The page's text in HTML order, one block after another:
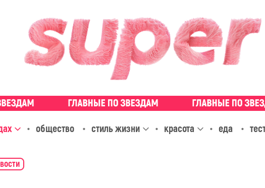
общество стиль жизни красота еда